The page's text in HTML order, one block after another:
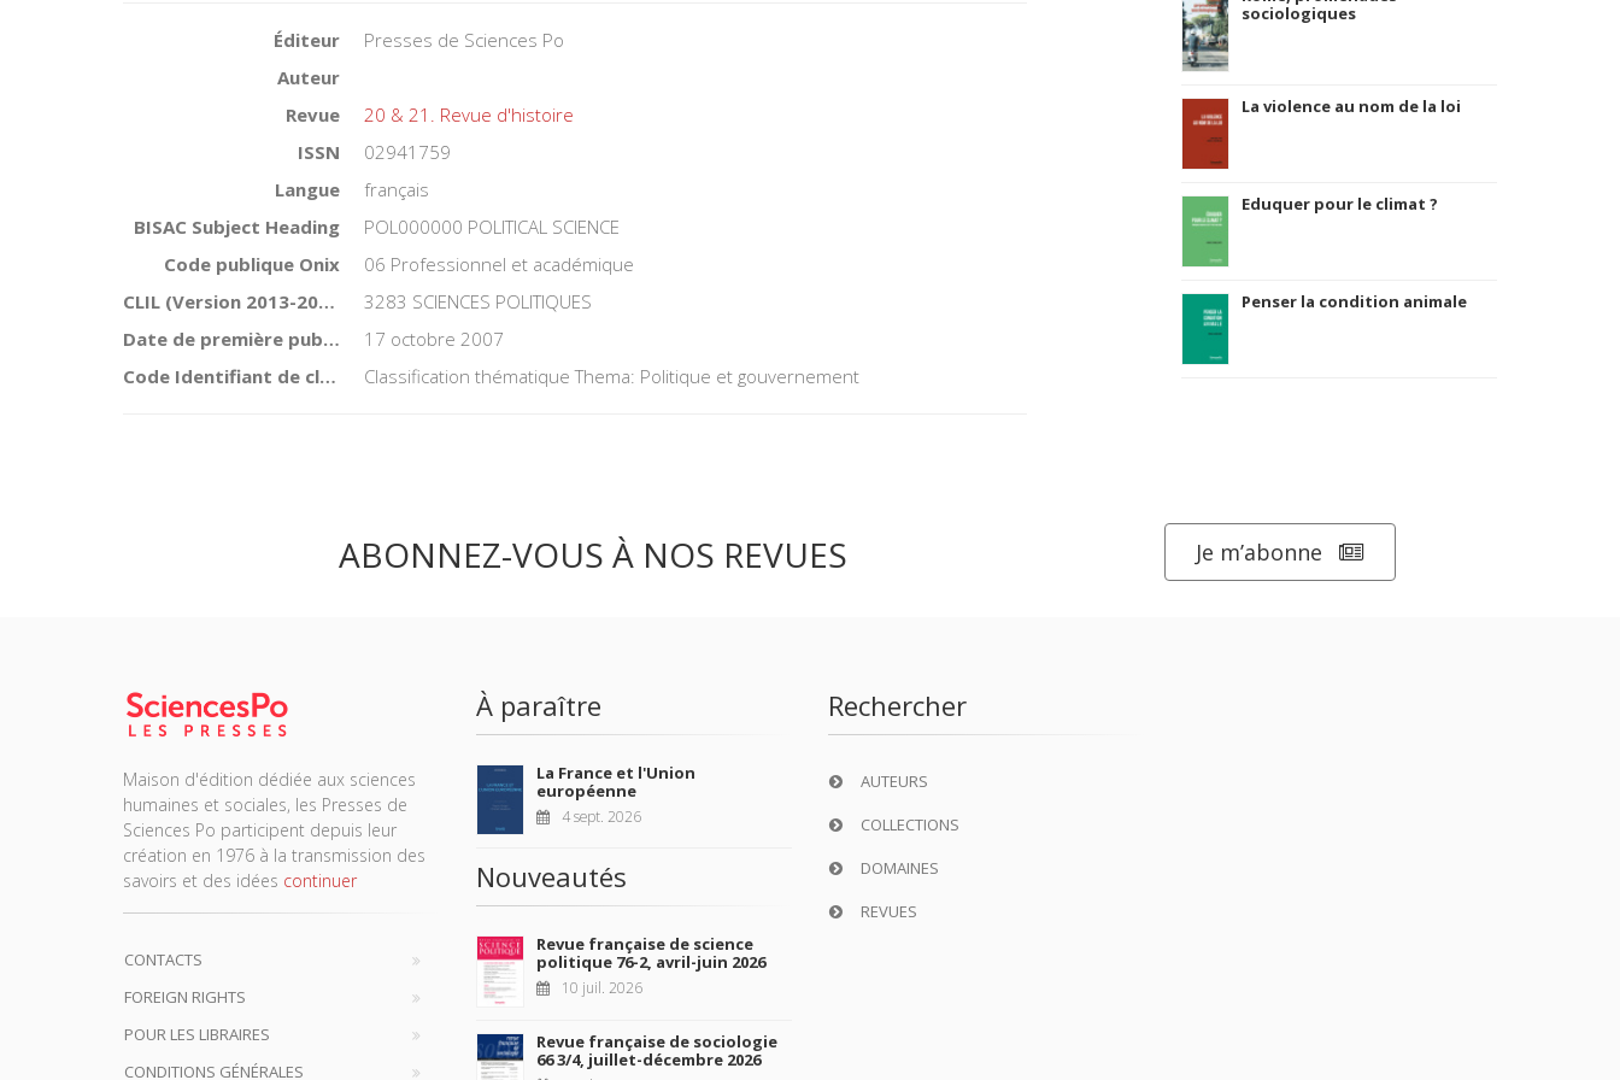
Éditeur
Presses de Sciences Po
Auteur
Revue
20 & 21. Revue d'histoire
ISSN
02941759
Langue
français
BISAC Subject Heading
POL000000 POLITICAL SCIENCE
Code publique Onix
06 Professionnel et académique
CLIL (Version 2013-2019 )
3283 SCIENCES POLITIQUES
Date de première publication du titre
17 octobre 2007
Code Identifiant de classement sujet
Classification thématique Thema: Politique et gouvernement
sociologiques
La violence au nom de la loi
Eduquer pour le climat ?
Penser la condition animale
ABONNEZ-VOUS À NOS REVUES Je m’abonne
Maison d'édition dédiée aux sciences
humaines et sociales, les Presses de
Sciences Po participent depuis leur
création en 1976 à la transmission des
savoirs et des idées continuer
CONTACTS
FOREIGN RIGHTS
POUR LES LIBRAIRES
CONDITIONS GÉNÉRALES
À paraître
La France et l'Union
européenne
4 sept. 2026
Nouveautés
Revue française de science
politique 76-2, avril-juin 2026
10 juil. 2026
Revue française de sociologie
66 3/4, juillet-décembre 2026
Rechercher
AUTEURS
COLLECTIONS
DOMAINES
REVUES